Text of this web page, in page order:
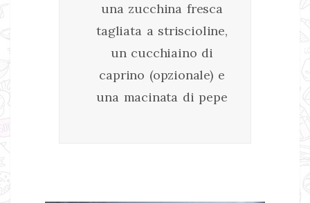
una zucchina fresca
tagliata a striscioline,
un cucchiaino di
caprino (opzionale) e
una macinata di pepe